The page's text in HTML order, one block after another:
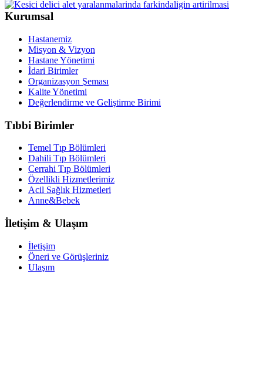
Kurumsal
Hastanemiz
Misyon & Vizyon
Hastane Yönetimi
İdari Birimler
Organizasyon Şeması
Kalite Yönetimi
Değerlendirme ve Geliştirme Birimi
Tıbbi Birimler
Temel Tıp Bölümleri
Dahili Tıp Bölümleri
Cerrahi Tıp Bölümleri
Özellikli Hizmetlerimiz
Acil Sağlık Hizmetleri
Anne&Bebek
İletişim & Ulaşım
İletişim
Öneri ve Görüşleriniz
Ulaşım